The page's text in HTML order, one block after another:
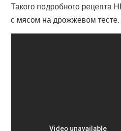
Такого подробного рецепта
с мясом на дрожжевом тесте.